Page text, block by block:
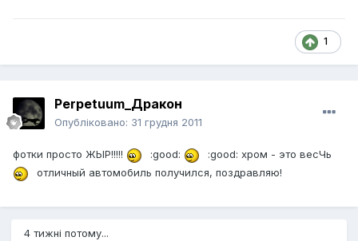
1
Perpetuum_Дракон
Опубліковано: 31 грудня 2011
фотки просто ЖЫР!!!!! :good:
:good: хром - это весЧь
отличный автомобиль получился, поздравляю!
4 тижні потому...